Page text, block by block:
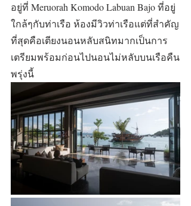
อยู่ที่ Meruorah Komodo Labuan Bajo ที่อยู่
ใกล้ๆกับท่าเรือ ห้องมีวิวท่าเรือแต่ที่สำคัญ
ที่สุดคือเตียงนอนหลับสนิทมากเป็นการ
เตรียมพร้อมก่อนไปนอนไม่หลับบนเรือคืน
พรุ่งนี้